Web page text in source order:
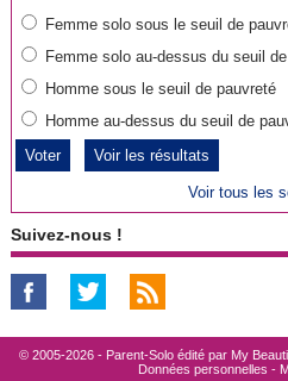
Femme solo sous le seuil de
Femme solo au-dessus du seuil
Homme sous le seuil de pauvreté
Homme au-dessus du seuil de
Voir les résultats
Voir tous les
Suivez-nous !
© 2005-2026 - Parent-Solo édité par My
Données personnelles -